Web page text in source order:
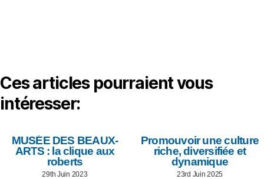
Ces articles pourraient vous
intéresser:
MUSÉE DES BEAUX-
ARTS : la clique aux
roberts
29th Juin 2023
Promouvoir une culture
riche, diversifiée et
dynamique
23rd Juin 2025